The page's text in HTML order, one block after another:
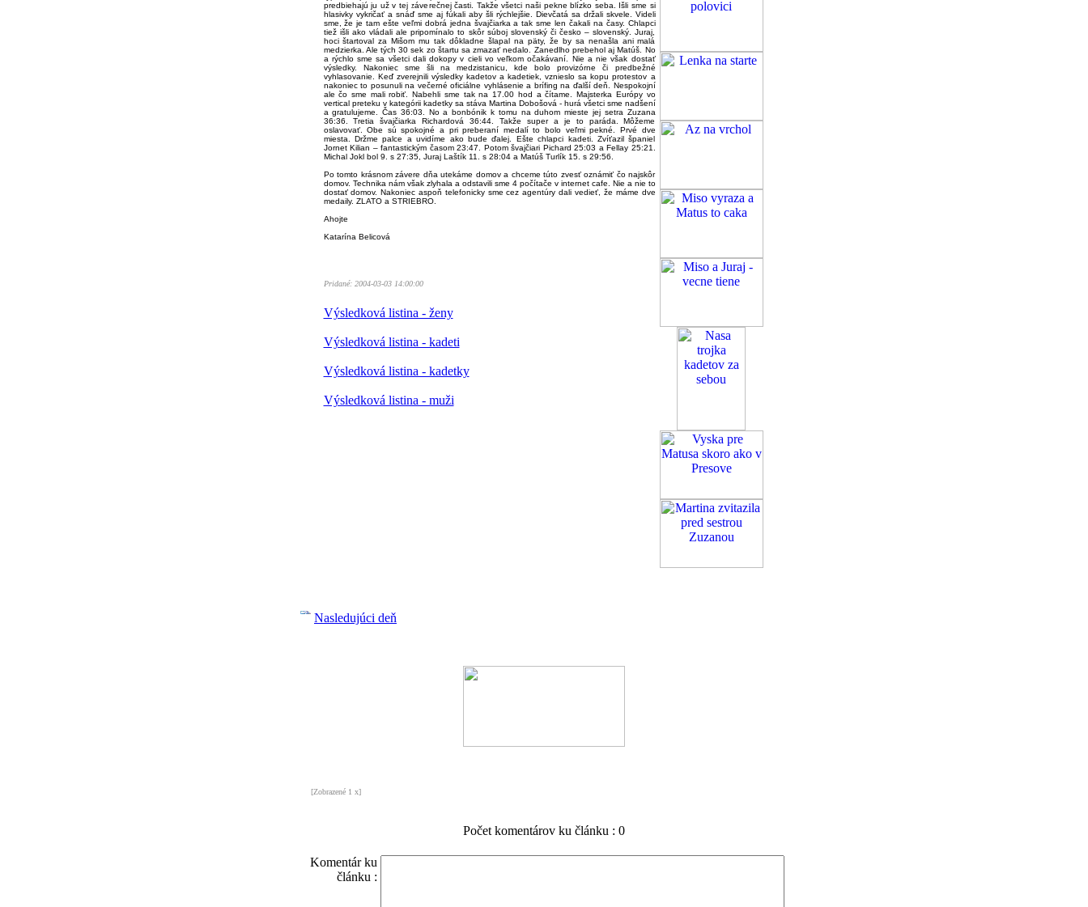
predbiehajú ju už v tej záverečnej časti. Takže všetci naši pekne blízko seba. Išli sme si
hlasivky vykričať a snáď sme aj fúkali aby šli rýchlejšie. Dievčatá sa držali skvele. Videli
sme, že je tam ešte veľmi dobrá jedna švajčiarka a tak sme len čakali na časy. Chlapci
tiež išli ako vládali ale pripomínalo to skôr súboj slovenský či česko – slovenský. Juraj,
hoci štartoval za Mišom mu tak dôkladne šlapal na päty, že by sa nenašla ani malá
medzierka. Ale tých 30 sek zo štartu sa zmazať nedalo. Zanedlho prebehol aj Matúš. No
a rýchlo sme sa všetci dali dokopy v cieli vo veľkom očakávaní. Nie a nie však dostať
výsledky. Nakoniec sme šli na medzistanicu, kde bolo provizórne či predbežné
vyhlasovanie. Keď zverejnili výsledky kadetov a kadetiek, vznieslo sa kopu protestov a
nakoniec to posunuli na večerné oficiálne vyhlásenie a brífing na ďalší deň. Nespokojní
ale čo sme mali robiť. Nabehli sme tak na 17.00 hod a čítame. Majsterka Európy vo
vertical preteku v kategórii kadetky sa stáva Martina Dobošová - hurá všetci sme nadšení
a gratulujeme. Čas 36:03. No a bonbónik k tomu na duhom mieste jej setra Zuzana
36:36. Tretia švajčiarka Richardová 36:44. Takže super a je to paráda. Môžeme
oslavovať. Obe sú spokojné a pri preberaní medalí to bolo veľmi pekné. Prvé dve
miesta. Držme palce a uvidíme ako bude ďalej. Ešte chlapci kadeti. Zvíťazil španiel
Jornet Kilian – fantastickým časom 23:47. Potom švajčiari Pichard 25:03 a Fellay 25:21.
Michal Jokl bol 9. s 27:35, Juraj Laštík 11. s 28:04 a Matúš Turlík 15. s 29:56.
Po tomto krásnom závere dňa utekáme domov a chceme túto zvesť oznámiť čo najskôr
domov. Technika nám však zlyhala a odstavili sme 4 počítače v internet cafe. Nie a nie to
dostať domov. Nakoniec aspoň telefonicky sme cez agentúry dali vedieť, že máme dve
medaily. ZLATO a STRIEBRO.
Ahojte
Katarína Belicová
Pridané: 2004-03-03 14:00:00
Výsledková listina - ženy
Výsledková listina - kadeti
Výsledková listina - kadetky
Výsledková listina - muži
Nasledujúci deň
[Zobrazené 1 x]
Počet komentárov ku článku : 0
Komentár ku
článku :